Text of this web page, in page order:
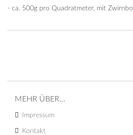
- ca. 500g pro Quadratmeter, mit
MEHR ÜBER...
Impressum
Kontakt